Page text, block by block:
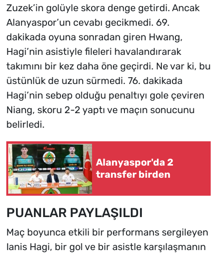
Zuzek’in golüyle skora denge getirdi. Ancak
Alanyaspor’un cevabı gecikmedi. 69.
dakikada oyuna sonradan giren Hwang,
Hagi’nin asistiyle fileleri havalandırarak
takımını bir kez daha öne geçirdi. Ne var ki, bu
üstünlük de uzun sürmedi. 76. dakikada
Hagi’nin sebep olduğu penaltıyı gole çeviren
Niang, skoru 2-2 yaptı ve maçın sonucunu
belirledi.
Alanyaspor'da 2
transfer birden
PUANLAR PAYLAŞILDI
Maç boyunca etkili bir performans sergileyen
Ianis Hagi, bir gol ve bir asistle karşılaşmanın